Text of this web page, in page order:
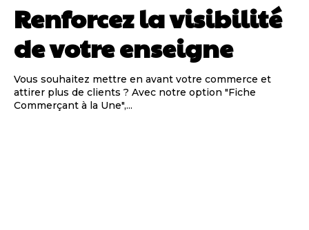
Renforcez la visibilité
de votre enseigne
Vous souhaitez mettre en avant votre commerce et
attirer plus de clients ? Avec notre option "Fiche
Commerçant à la Une",...